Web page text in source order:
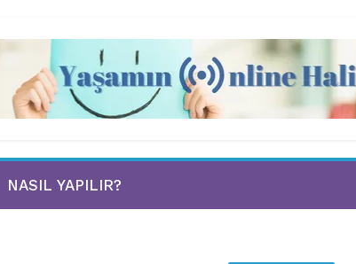
NASIL YAPILIR?